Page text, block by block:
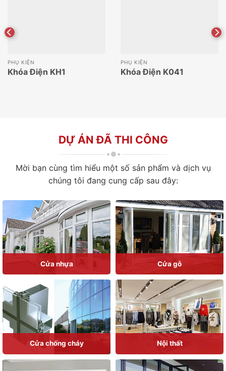
PHỤ KIỆN
Khóa Điện KH1
PHỤ KIỆN
Khóa Điện K041
DỰ ÁN ĐÃ THI CÔNG
Mời bạn cùng tìm hiểu một số sản phẩm và dịch vụ
chúng tôi đang cung cấp sau đây:
Cửa nhựa Cửa gỗ
Cửa chống cháy Nội thất